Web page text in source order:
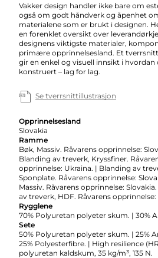
Vakker design handler ikke bare om
også om godt håndverk og åpenhet
materialene som er brukt i designen.
en forenklet oversikt over
designens viktigste materialer,
primære opprinnelsesland. Et
gir en enkel og visuell innsikt i hvordan
konstruert – lag for lag.
Se tverrsnittillustrasjon
Opprinnelsesland
Slovakia
Ramme
Bøk, Massiv. Råvarens opprinnelse:
Blanding av treverk, Kryssfiner.
opprinnelse: Ukraina. | Blanding av
Sponplate. Råvarens opprinnelse:
Massiv. Råvarens opprinnelse:
av treverk, HDF. Råvarens
Rygglene
70% Polyuretan polyeter skum. | 30%
Sete
50% Polyuretan polyeter skum. | 25%
25% Polyesterfibre. | High resilience
polyuretan kaldskum, 35 kg/m³, 135 N.